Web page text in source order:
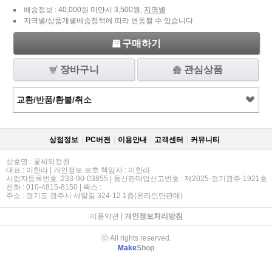
배송정보 : 40,000원 미만시 3,500원, 지역별
지역별/상품개별배송정책에 따라 변동될 수 있습니다
구매하기
장바구니 관심상품
교환/반품/환불/취소
상점정보 PC버젼 이용안내 고객센터 커뮤니티
상호명 : 꽃씨와정원
대표 : 이한라 | 개인정보 보호 책임자 : 이한라
사업자등록번호 :233-90-03855 | 통신판매업신고번호 : 제2025-경기광주-1921호
전화 : 010-4815-8150 | 팩스 :
주소 : 경기도 광주시 새말길 324-12 1층(온라인만판매)
이용약관| 개인정보처리방침
ⓒ All rights reserved.
MakeShop